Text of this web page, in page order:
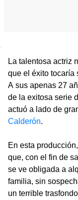
La talentosa actriz
que el éxito tocaría
A sus apenas 27
de la exitosa serie
actuó a lado de
Calderón.
En esta
que, con el fin de
se ve obligada a
familia, sin
un terrible